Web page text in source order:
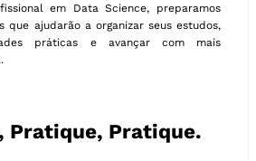
em Data Science, preparamos
que ajudarão a organizar seus estudos,
práticas e avançar com mais
Pratique, Pratique.